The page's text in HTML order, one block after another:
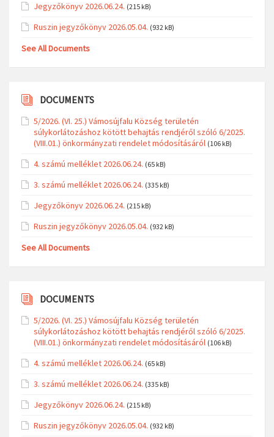
Jegyzőkönyv 2026.06.24. (215 kB)
Ruszin jegyzőkönyv 2026.05.04. (932 kB)
See All Documents
DOCUMENTS
5/2026. (VI. 25.) Vámosújfalu Község területén
súlykorlátozáshoz kötött behajtás rendjéről szóló 6/2025.
(VIII.01.) önkormányzati rendelet módosításáról (106 kB)
4. számú melléklet 2026.06.24. (65 kB)
3. számú melléklet 2026.06.24. (335 kB)
Jegyzőkönyv 2026.06.24. (215 kB)
Ruszin jegyzőkönyv 2026.05.04. (932 kB)
See All Documents
DOCUMENTS
5/2026. (VI. 25.) Vámosújfalu Község területén
súlykorlátozáshoz kötött behajtás rendjéről szóló 6/2025.
(VIII.01.) önkormányzati rendelet módosításáról (106 kB)
4. számú melléklet 2026.06.24. (65 kB)
3. számú melléklet 2026.06.24. (335 kB)
Jegyzőkönyv 2026.06.24. (215 kB)
Ruszin jegyzőkönyv 2026.05.04. (932 kB)